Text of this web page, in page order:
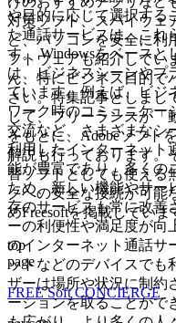
や目的に応じて選択する
た通話サービスは、これ
す。 Windowsをベース
は、ビジネスシーンやプ
ています。例えば、ビジ
ワーク時のコミュニケー
交流など、さまざまなシ
利用したインターネット
能が豊富であり、多くの
ため、新しい機能やサー
存のサービスも常に改善
ーの利便性や満足度が向
のインターネット通話サ
ットなどのデバイスでも
ザーは場所や状況に制約
ーションを取ることがで
対策ソフト、スパイウェ
ど、パソコンを安全に利
フトウェアも紹介してい
ん、特にビジネス目的で
さい。特集記事としまし
して、フリーランスが「
をもとに、Adobeソフト
解説も行っております。
替ソフトとしても使える
クへの安全な接続が可能
めFreesoftを掲載していま
top
page
FREE Soft CONCIERGE